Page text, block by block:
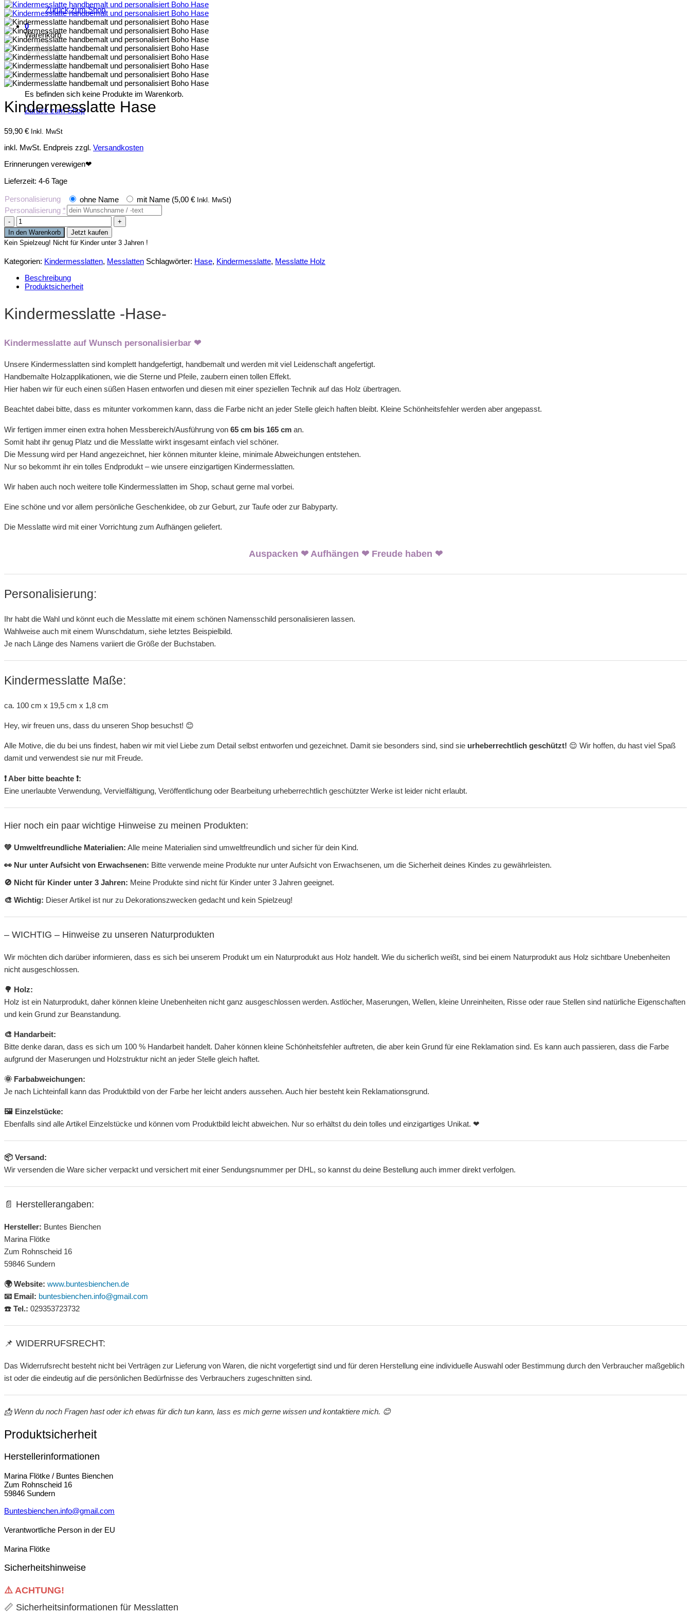
Zurück zum Shop
0
Warenkorb
Es befinden sich keine Produkte im Warenkorb.
Zurück zum Shop
Kindermesslatte Hase
59,90 € Inkl. MwSt
inkl. MwSt. Endpreis zzgl. Versandkosten
Erinnerungen verewigen❤
Lieferzeit: 4-6 Tage
Personalisierung ohne Name mit Name (5,00 € Inkl. MwSt)
Personalisierung *
Kindermesslatte
Hase
Menge
In den Warenkorb
Jetzt kaufen
Kein Spielzeug! Nicht für Kinder unter 3 Jahren !
Kategorien: Kindermesslatten, Messlatten Schlagwörter: Hase, Kindermesslatte, Messlatte Holz
Beschreibung
Produktsicherheit
Kindermesslatte -Hase-
Kindermesslatte auf Wunsch personalisierbar ❤
Unsere Kindermesslatten sind komplett handgefertigt, handbemalt und werden mit viel Leidenschaft angefertigt.
Handbemalte Holzapplikationen, wie die Sterne und Pfeile, zaubern einen tollen Effekt.
Hier haben wir für euch einen süßen Hasen entworfen und diesen mit einer speziellen Technik auf das Holz übertragen.
Beachtet dabei bitte, dass es mitunter vorkommen kann, dass die Farbe nicht an jeder Stelle gleich haften bleibt. Kleine Schönheitsfehler werden aber angepasst.
Wir fertigen immer einen extra hohen Messbereich/Ausführung von 65 cm bis 165 cm an.
Somit habt ihr genug Platz und die Messlatte wirkt insgesamt einfach viel schöner.
Die Messung wird per Hand angezeichnet, hier können mitunter kleine, minimale Abweichungen entstehen.
Nur so bekommt ihr ein tolles Endprodukt – wie unsere einzigartigen Kindermesslatten.
Wir haben auch noch weitere tolle Kindermesslatten im Shop, schaut gerne mal vorbei.
Eine schöne und vor allem persönliche Geschenkidee, ob zur Geburt, zur Taufe oder zur Babyparty.
Die Messlatte wird mit einer Vorrichtung zum Aufhängen geliefert.
Auspacken ❤ Aufhängen ❤ Freude haben ❤
Personalisierung:
Ihr habt die Wahl und könnt euch die Messlatte mit einem schönen Namensschild personalisieren lassen.
Wahlweise auch mit einem Wunschdatum, siehe letztes Beispielbild.
Je nach Länge des Namens variiert die Größe der Buchstaben.
Kindermesslatte Maße:
ca. 100 cm x 19,5 cm x 1,8 cm
Hey, wir freuen uns, dass du unseren Shop besuchst! 😊
Alle Motive, die du bei uns findest, haben wir mit viel Liebe zum Detail selbst entworfen und gezeichnet. Damit sie besonders sind, sind sie urheberrechtlich geschützt! 😌 Wir hoffen, du hast viel Spaß
damit und verwendest sie nur mit Freude.
❗ Aber bitte beachte ❗:
Eine unerlaubte Verwendung, Vervielfältigung, Veröffentlichung oder Bearbeitung urheberrechtlich geschützter Werke ist leider nicht erlaubt.
Hier noch ein paar wichtige Hinweise zu meinen Produkten:
💚 Umweltfreundliche Materialien: Alle meine Materialien sind umweltfreundlich und sicher für dein Kind.
👀 Nur unter Aufsicht von Erwachsenen: Bitte verwende meine Produkte nur unter Aufsicht von Erwachsenen, um die Sicherheit deines Kindes zu gewährleisten.
🚫 Nicht für Kinder unter 3 Jahren: Meine Produkte sind nicht für Kinder unter 3 Jahren geeignet.
🎨 Wichtig: Dieser Artikel ist nur zu Dekorationszwecken gedacht und kein Spielzeug!
– WICHTIG – Hinweise zu unseren Naturprodukten
Wir möchten dich darüber informieren, dass es sich bei unserem Produkt um ein Naturprodukt aus Holz handelt. Wie du sicherlich weißt, sind bei einem Naturprodukt aus Holz sichtbare Unebenheiten
nicht ausgeschlossen.
🌳 Holz:
Holz ist ein Naturprodukt, daher können kleine Unebenheiten nicht ganz ausgeschlossen werden. Astlöcher, Maserungen, Wellen, kleine Unreinheiten, Risse oder raue Stellen sind natürliche Eigenschaften
und kein Grund zur Beanstandung.
🎨 Handarbeit:
Bitte denke daran, dass es sich um 100 % Handarbeit handelt. Daher können kleine Schönheitsfehler auftreten, die aber kein Grund für eine Reklamation sind. Es kann auch passieren, dass die Farbe
aufgrund der Maserungen und Holzstruktur nicht an jeder Stelle gleich haftet.
🌞 Farbabweichungen:
Je nach Lichteinfall kann das Produktbild von der Farbe her leicht anders aussehen. Auch hier besteht kein Reklamationsgrund.
🖼 Einzelstücke:
Ebenfalls sind alle Artikel Einzelstücke und können vom Produktbild leicht abweichen. Nur so erhältst du dein tolles und einzigartiges Unikat. ❤
📦 Versand:
Wir versenden die Ware sicher verpackt und versichert mit einer Sendungsnummer per DHL, so kannst du deine Bestellung auch immer direkt verfolgen.
📄 Herstellerangaben:
Hersteller: Buntes Bienchen
Marina Flötke
Zum Rohnscheid 16
59846 Sundern
🌍 Website: www.buntesbienchen.de
📧 Email: buntesbienchen.info@gmail.com
☎️ Tel.: 029353723732
📌 WIDERRUFSRECHT:
Das Widerrufsrecht besteht nicht bei Verträgen zur Lieferung von Waren, die nicht vorgefertigt sind und für deren Herstellung eine individuelle Auswahl oder Bestimmung durch den Verbraucher maßgeblich
ist oder die eindeutig auf die persönlichen Bedürfnisse des Verbrauchers zugeschnitten sind.
📩 Wenn du noch Fragen hast oder ich etwas für dich tun kann, lass es mich gerne wissen und kontaktiere mich. 😊
Produktsicherheit
Herstellerinformationen
Marina Flötke / Buntes Bienchen
Zum Rohnscheid 16
59846 Sundern
Buntesbienchen.info@gmail.com
Verantwortliche Person in der EU
Marina Flötke
Sicherheitshinweise
⚠️ ACHTUNG!
📏 Sicherheitsinformationen für Messlatten